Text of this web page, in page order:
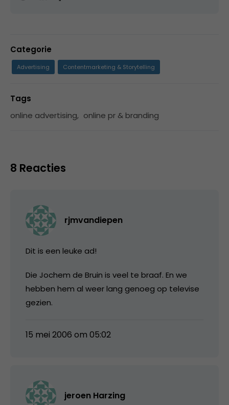
Categorie
Advertising Contentmarketing & Storytelling
Tags
online advertising, online pr & branding
8 Reacties
rjmvandiepen
Dit is een leuke ad!
Die Jochem de Bruin is veel te braaf. En we
hebben hem al weer lang genoeg op televise
gezien.
15 mei 2006 om 05:02
jeroen Harzing